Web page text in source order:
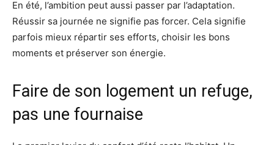
En été, l’ambition peut aussi passer par l’adaptation.
Réussir sa journée ne signifie pas forcer. Cela signifie
parfois mieux répartir ses efforts, choisir les bons
moments et préserver son énergie.
Faire de son logement un refuge,
pas une fournaise